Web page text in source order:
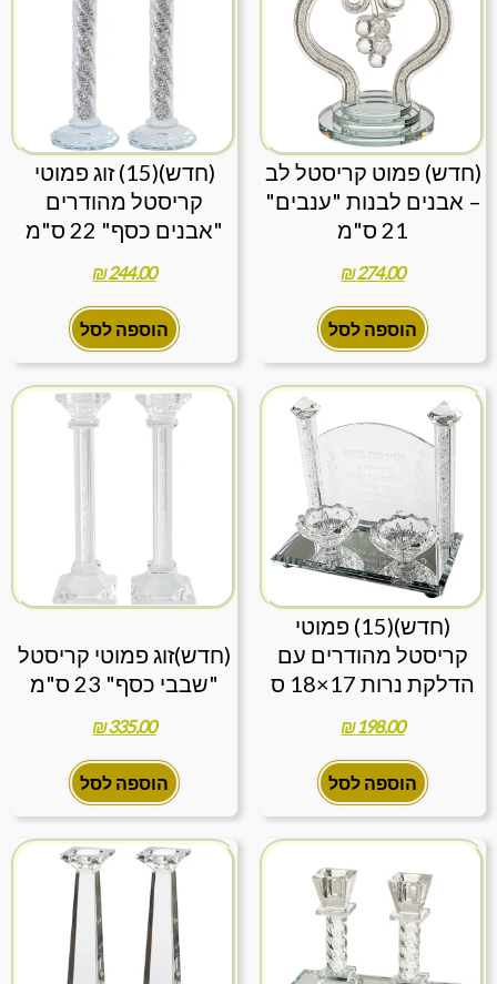
(חדש) פמוט קריסטל לב
– אבנים לבנות "ענבים"
21 ס"מ
₪274.00
הוספה לסל
(חדש)(15) זוג פמוטי
קריסטל מהודרים
"אבנים כסף" 22 ס"מ
₪244.00
הוספה לסל
(חדש)(15) פמוטי
קריסטל מהודרים עם
הדלקת נרות 17×18 ס
₪198.00
הוספה לסל
(חדש)זוג פמוטי קריסטל
"שבבי כסף" 23 ס"מ
₪335.00
הוספה לסל